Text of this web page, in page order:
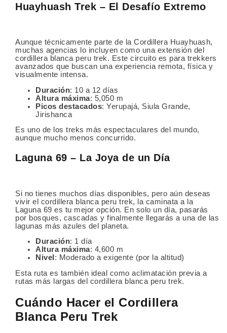
Huayhuash Trek – El Desafío Extremo
Aunque técnicamente parte de la Cordillera Huayhuash,
muchas agencias lo incluyen como una extensión del
cordillera blanca peru trek. Este circuito es para trekkers
avanzados que buscan una experiencia remota, física y
visualmente intensa.
Duración: 10 a 12 días
Altura máxima: 5,050 m
Picos destacados: Yerupajá, Siula Grande,
Jirishanca
Es uno de los treks más espectaculares del mundo,
aunque mucho menos concurrido.
Laguna 69 – La Joya de un Día
Si no tienes muchos días disponibles, pero aún deseas
vivir el cordillera blanca peru trek, la caminata a la
Laguna 69 es tu mejor opción. En solo un día, pasarás
por bosques, cascadas y finalmente llegarás a una de las
lagunas más azules del planeta.
Duración: 1 día
Altura máxima: 4,600 m
Nivel : Moderado a exigente (por la altitud)
Esta ruta es también ideal como aclimatación previa a
rutas más largas del cordillera blanca peru trek.
Cuándo Hacer el Cordillera
Blanca Peru Trek